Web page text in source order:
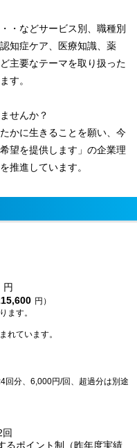
・などサービス別、職種別
知症ケア、医療知識、薬
主要なテーマを取り扱った
す。
せんか？
かに生きることを願い、今
望を提供します」の企業理
推進しています。
円
円）
ます。
れています。
分、6,000円/回、超過分は別途
回
るポイント制（昨年度実績